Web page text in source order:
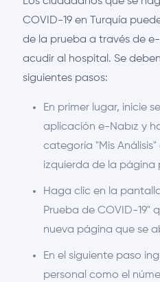
COVID-19 en Turquía
de la prueba a través de e-
acudir al hospital. Se
siguientes pasos:
En primer lugar, inicie
aplicación e-Nabız y
categoría "Mis
izquierda de la página
Haga clic en la
Prueba de COVID-19"
nueva página que se
En el siguiente paso
personal como el